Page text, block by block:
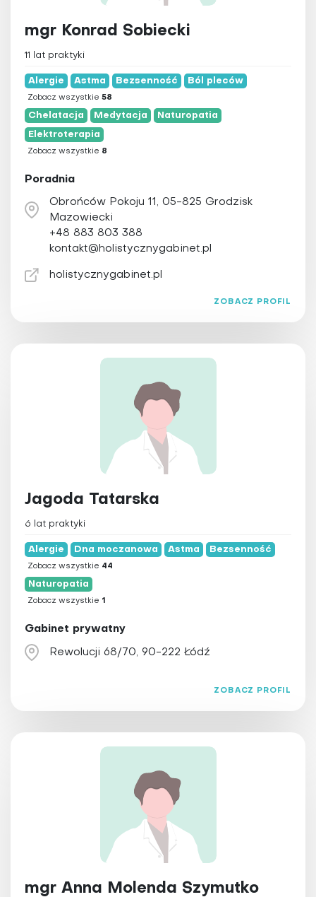
mgr Konrad Sobiecki
11 lat praktyki
Alergie Astma Bezsenność Ból pleców
Zobacz wszystkie 58
Chelatacja Medytacja Naturopatia
Elektroterapia
Zobacz wszystkie 8
Poradnia
Obrońców Pokoju 11, 05-825 Grodzisk
Mazowiecki
+48 883 803 388
kontakt@holistycznygabinet.pl
holistycznygabinet.pl
ZOBACZ PROFIL
Jagoda Tatarska
6 lat praktyki
Alergie Dna moczanowa Astma Bezsenność
Zobacz wszystkie 44
Naturopatia
Zobacz wszystkie 1
Gabinet prywatny
Rewolucji 68/70, 90-222 Łódź
ZOBACZ PROFIL
mgr Anna Molenda Szymutko